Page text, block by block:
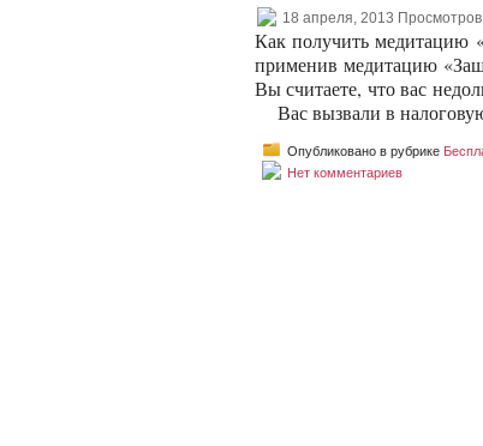
18 апреля, 2013
Как получить медитацию
применив медитацию
Вы считаете, что вас
Вас вызвали в
Опубликовано в рубрике
Нет комментариев